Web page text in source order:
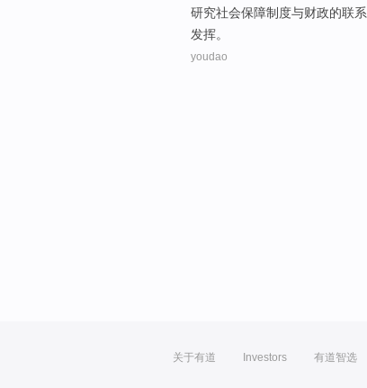
研究社会保障制度与财政的联系
发挥。
youdao
关于有道 Investors 有道智选